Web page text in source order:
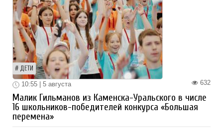
ДЕТИ
632
10:55 | 5 августа
Малик Гильманов из Каменска-Уральского в числе
16 школьников-победителей конкурса «Большая
перемена»